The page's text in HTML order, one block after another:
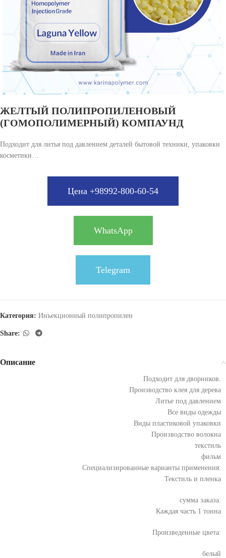
ЖЕЛТЫЙ ПОЛИПРОПИЛЕНОВЫЙ
(ГОМОПОЛИМЕРНЫЙ) КОМПАУНД
Подходит для литья под давлением деталей бытовой техники, упаковки
косметики…
Цена +98992-800-60-54
WhatsApp
Telegram
Категория: Инъекционный полипропилен
Share:
Описание
Подходит для дворников.
Производство клея для дерева
Литье под давлением
Все виды одежды
Виды пластиковой упаковки
Производство волокна
текстиль
фильм
Специализированные варианты применения:
Текстиль и пленка
сумма заказа:
Каждая часть 1 тонна
Произведенные цвета:
белый